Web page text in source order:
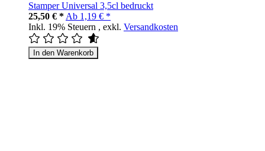
Stamper Universal 3,5cl bedruckt
25,50 € * Ab 1,19 € *
Inkl. 19% Steuern , exkl. Versandkosten
In den Warenkorb